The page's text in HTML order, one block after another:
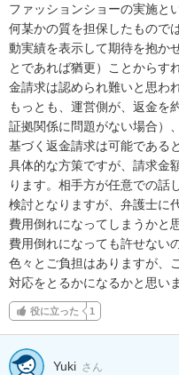
ファッションショーの実施と
何某かの質を担保したもので
動実績を表示して期待を抱か
とであれば猶更）ことからす
金請求は認められ難いと思わ
もっとも、運営側が、返金を
証拠関係に問題がない場合）
基づく返金請求は可能である
具体的な方策ですが、請求金
ります。相手方が任意での話
検討となりますが、弁護士に
費用倒れになってしまうかと
費用倒れになっても許せない
色々とご負担はありますが、
対応をとるかになるかと思いま
役に立った 1
Yuki さん